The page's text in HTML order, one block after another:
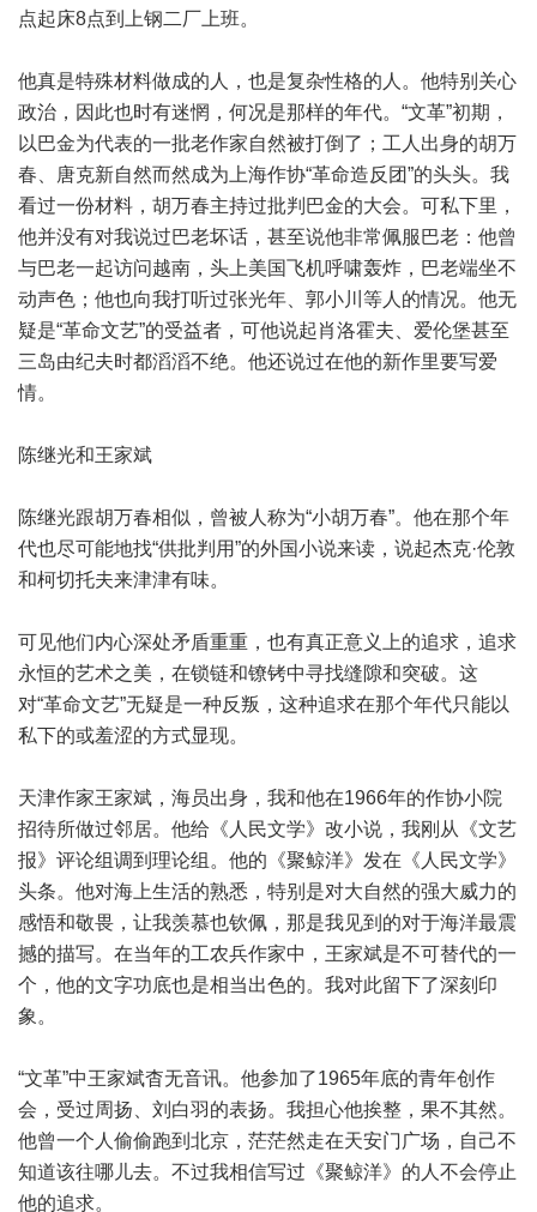
点起床8点到上钢二厂上班。
他真是特殊材料做成的人，也是复杂性格的人。他特别关心
政治，因此也时有迷惘，何况是那样的年代。“文革”初期，
以巴金为代表的一批老作家自然被打倒了；工人出身的胡万
春、唐克新自然而然成为上海作协“革命造反团”的头头。我
看过一份材料，胡万春主持过批判巴金的大会。可私下里，
他并没有对我说过巴老坏话，甚至说他非常佩服巴老：他曾
与巴老一起访问越南，头上美国飞机呼啸轰炸，巴老端坐不
动声色；他也向我打听过张光年、郭小川等人的情况。他无
疑是“革命文艺”的受益者，可他说起肖洛霍夫、爱伦堡甚至
三岛由纪夫时都滔滔不绝。他还说过在他的新作里要写爱
情。
陈继光和王家斌
陈继光跟胡万春相似，曾被人称为“小胡万春”。他在那个年
代也尽可能地找“供批判用”的外国小说来读，说起杰克·伦敦
和柯切托夫来津津有味。
可见他们内心深处矛盾重重，也有真正意义上的追求，追求
永恒的艺术之美，在锁链和镣铐中寻找缝隙和突破。这
对“革命文艺”无疑是一种反叛，这种追求在那个年代只能以
私下的或羞涩的方式显现。
天津作家王家斌，海员出身，我和他在1966年的作协小院
招待所做过邻居。他给《人民文学》改小说，我刚从《文艺
报》评论组调到理论组。他的《聚鲸洋》发在《人民文学》
头条。他对海上生活的熟悉，特别是对大自然的强大威力的
感悟和敬畏，让我羡慕也钦佩，那是我见到的对于海洋最震
撼的描写。在当年的工农兵作家中，王家斌是不可替代的一
个，他的文字功底也是相当出色的。我对此留下了深刻印
象。
“文革”中王家斌杳无音讯。他参加了1965年底的青年创作
会，受过周扬、刘白羽的表扬。我担心他挨整，果不其然。
他曾一个人偷偷跑到北京，茫茫然走在天安门广场，自己不
知道该往哪儿去。不过我相信写过《聚鲸洋》的人不会停止
他的追求。